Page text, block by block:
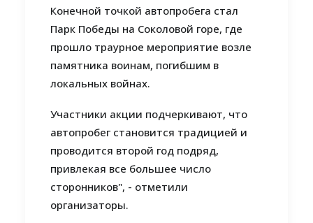
Конечной точкой автопробега стал
Парк Победы на Соколовой горе, где
прошло траурное мероприятие возле
памятника воинам, погибшим в
локальных войнах.
Участники акции подчеркивают, что
автопробег становится традицией и
проводится второй год подряд,
привлекая все большее число
сторонников", - отметили
организаторы.